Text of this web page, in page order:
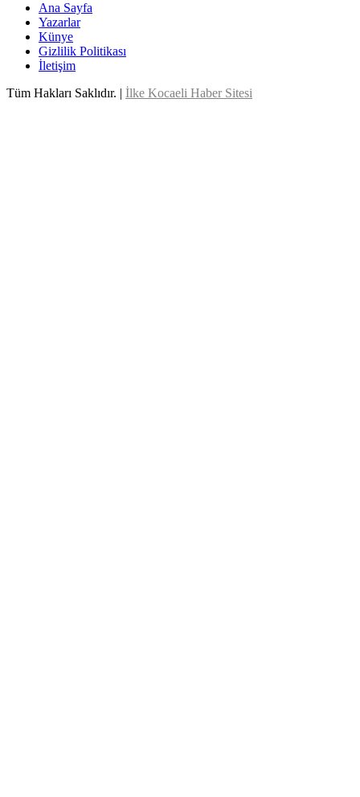
Ana Sayfa
Yazarlar
Künye
Gizlilik Politikası
İletişim
Tüm Hakları Saklıdır. | İlke Kocaeli Haber Sitesi